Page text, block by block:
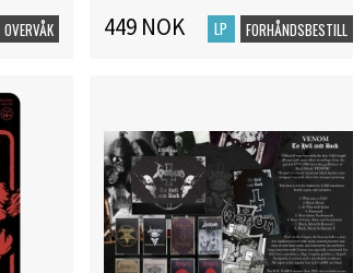
OVERVÅK 449 NOK LP FORHÅNDSBESTILL